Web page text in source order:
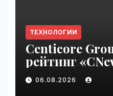
ТЕХНОЛОГИИ
Centicore
рейтинг
Крупнейшие
России» |
06.08.2026